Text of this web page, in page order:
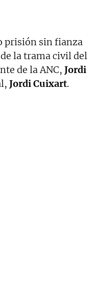
prisión sin fianza
la trama civil del
de la ANC, Jordi
Jordi Cuixart.